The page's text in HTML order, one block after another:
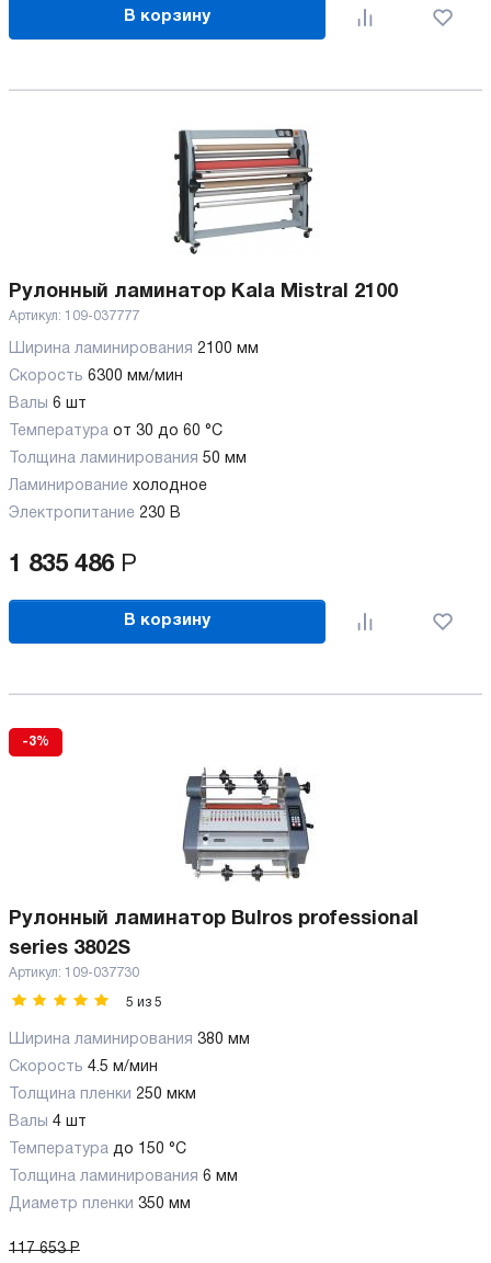
В корзину
Рулонный ламинатор Kala Mistral 2100
Артикул: 109-037777
Ширина ламинирования 2100 мм
Скорость 6300 мм/мин
Валы 6 шт
Температура от 30 до 60 °C
Толщина ламинирования 50 мм
Ламинирование холодное
Электропитание 230 В
1 835 486 Р
В корзину
-3%
Рулонный ламинатор Bulros professional
series 3802S
Артикул: 109-037730
5 из 5
Ширина ламинирования 380 мм
Скорость 4.5 м/мин
Толщина пленки 250 мкм
Валы 4 шт
Температура до 150 °C
Толщина ламинирования 6 мм
Диаметр пленки 350 мм
117 653 Р